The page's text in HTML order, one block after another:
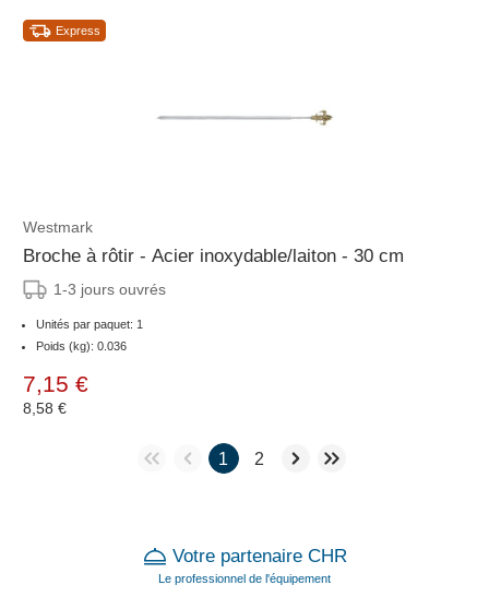
Express
Westmark
Broche à rôtir - Acier inoxydable/laiton - 30 cm
1-3 jours ouvrés
Unités par paquet: 1
Poids (kg): 0.036
7,15 €
8,58 €
1 2
Votre partenaire CHR
Le professionnel de l'équipement